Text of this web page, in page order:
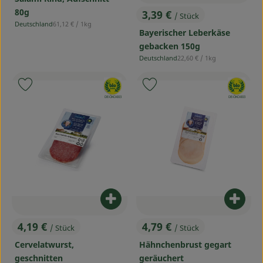
80g
, Herkunft:
Deutschland, Referenzpreis:
61,12 € / 1kg , Preis:
3,39 € / Stück
Bayerischer Leberkäse
gebacken 150g
, Herkunft:
Deutschland, Referenzpreis:
22,60 € / 1kg
, Preis:
4,19 € / Stück
Cervelatwurst,
geschnitten
Produkt zum Warenkorb
, Verband:
, Kontrollstelle:
DE-ÖKO-003
Produkt zu Favouriten hinzufügen
, Preis:
4,79 € / Stück
Hähnchenbrust gegart
geräuchert
, Verband:
, Kontrollstelle:
DE-ÖKO-003
Produkt zu Favouriten